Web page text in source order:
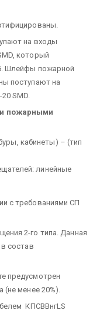
на входы
который
Шлейфы пожарной
поступают на
SMD.
пожарными
кабинеты) – (тип
линейные
с требованиями СП
2-го типа. Данная
состав
предусмотрен
(не менее 20%).
КПСВВнгLS